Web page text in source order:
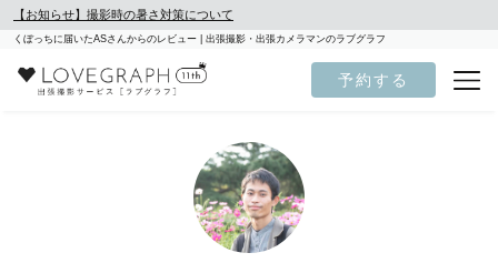
【お知らせ】撮影時の暑さ対策について
くぼっちに届いたASさんからのレビュー | 出張撮影・出張カメラマンのラブグラフ
予約する